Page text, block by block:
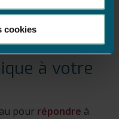
cookies
à votre
pour répondre à